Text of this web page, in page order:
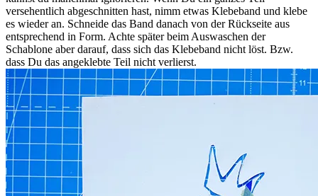
versehentlich abgeschnitten hast, nimm etwas Klebeband und klebe
es wieder an. Schneide das Band danach von der Rückseite aus
entsprechend in Form. Achte später beim Auswaschen der
Schablone aber darauf, dass sich das Klebeband nicht löst. Bzw.
dass Du das angeklebte Teil nicht verlierst.